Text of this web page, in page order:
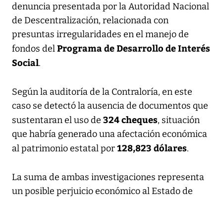
denuncia presentada por la Autoridad Nacional
de Descentralización, relacionada con
presuntas irregularidades en el manejo de
fondos delPrograma de Desarrollo de Interés
Social.
Según la auditoría de la Contraloría, en este
caso se detectó la ausencia de documentos que
sustentaran el uso de 324 cheques, situación
que habría generado una afectación económica
al patrimonio estatal por128,823 dólares.
La suma de ambas investigaciones representa
un posible perjuicio económico al Estado de